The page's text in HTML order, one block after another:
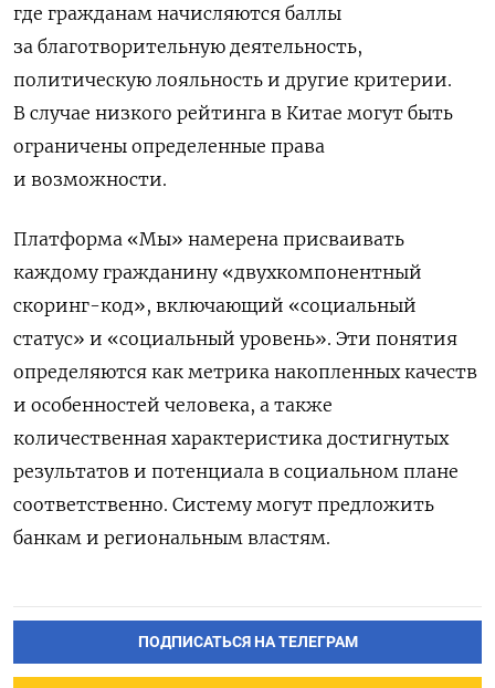
где гражданам начисляются баллы
за благотворительную деятельность,
политическую лояльность и другие критерии.
В случае низкого рейтинга в Китае могут быть
ограничены определенные права
и возможности.
Платформа «Мы» намерена присваивать
каждому гражданину «двухкомпонентный
скоринг-код», включающий «социальный
статус» и «социальный уровень». Эти понятия
определяются как метрика накопленных качеств
и особенностей человека, а также
количественная характеристика достигнутых
результатов и потенциала в социальном плане
соответственно. Систему могут предложить
банкам и региональным властям.
ПОДПИСАТЬСЯ НА ТЕЛЕГРАМ